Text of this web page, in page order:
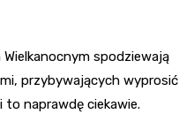
spodziewają
przybywających wyprosić
to naprawdę ciekawie.